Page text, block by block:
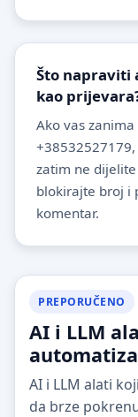
Što napraviti
kao
Ako vas
zatim ne
blokirajte broj i
komentar.
PREPORUČENO
AI i LLM
AI i LLM alati
da brze